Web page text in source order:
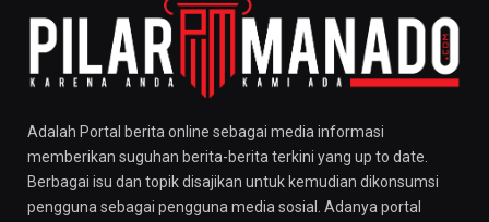
Adalah Portal berita online sebagai media informasi
memberikan suguhan berita-berita terkini yang up to date.
Berbagai isu dan topik disajikan untuk kemudian dikonsumsi
pengguna sebagai pengguna media sosial. Adanya portal